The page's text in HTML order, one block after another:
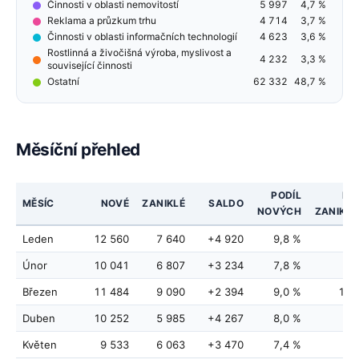
Činnosti v oblasti nemovitostí 5 997
4,7 %
Reklama a průzkum trhu
4 714
3,7 %
Činnosti v oblasti informačních technologií
4 623
3,6 %
Rostlinná a živočišná výroba, myslivost a
související činnosti
4 232
3,3 %
Ostatní
62 332 48,7 %
Měsíční přehled
MĚSÍC NOVÉ ZANIKLÉ SALDO
PODÍL
NOVÝCH
Leden 12 560 7 640 +4 920 9,8 %
Únor 10 041 6 807 +3 234 7,8 %
Březen 11 484 9 090 +2 394 9,0 %
Duben 10 252 5 985 +4 267 8,0 %
Květen 9 533 6 063 +3 470 7,4 %